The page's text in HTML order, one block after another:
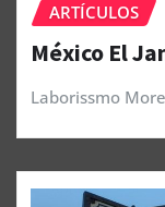
ARTÍCULOS
México El
Laborissmo